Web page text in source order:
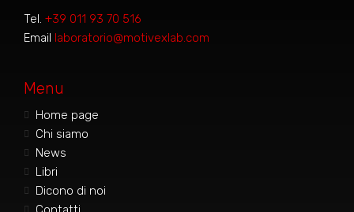
Tel. +39 011 93 70 516
Email laboratorio@motivexlab.com
Menu
Home page
Chi siamo
News
Libri
Dicono di noi